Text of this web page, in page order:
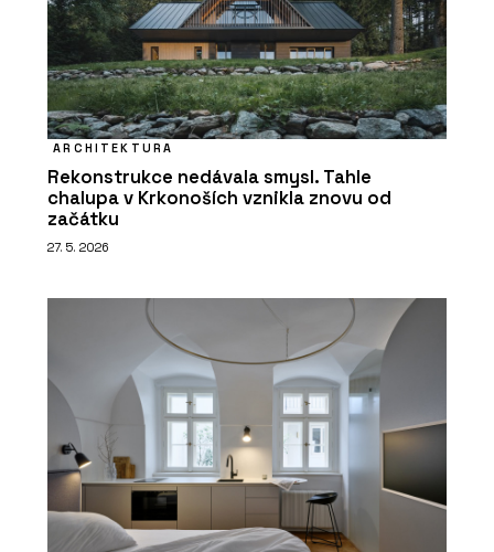
ARCHITEKTURA
Rekonstrukce nedávala smysl. Tahle
chalupa v Krkonoších vznikla znovu od
začátku
27. 5. 2026